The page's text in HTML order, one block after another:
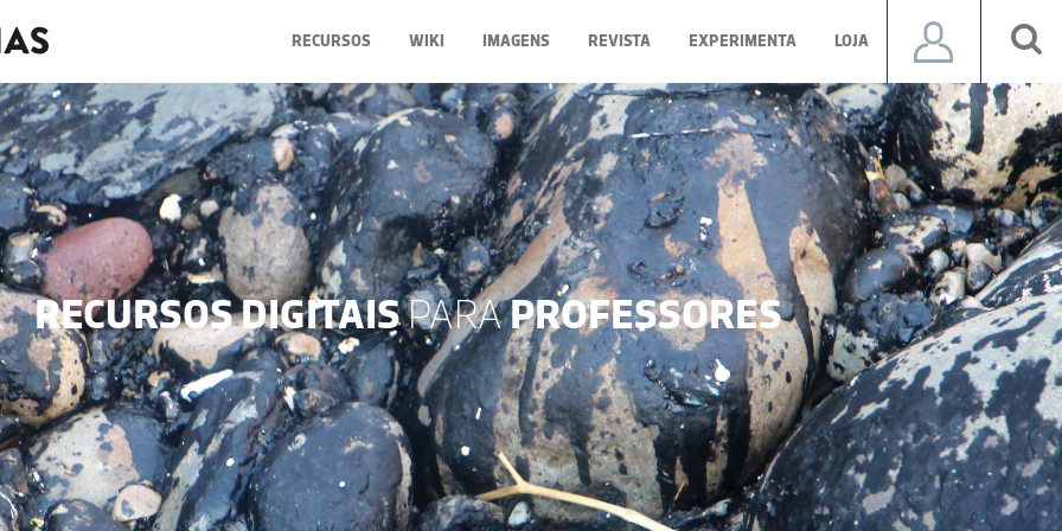
RECURSOS WIKI IMAGENS REVISTA EXPERIMENTA LOJA
RECURSOS DIGITAISPARAPROFESSORES